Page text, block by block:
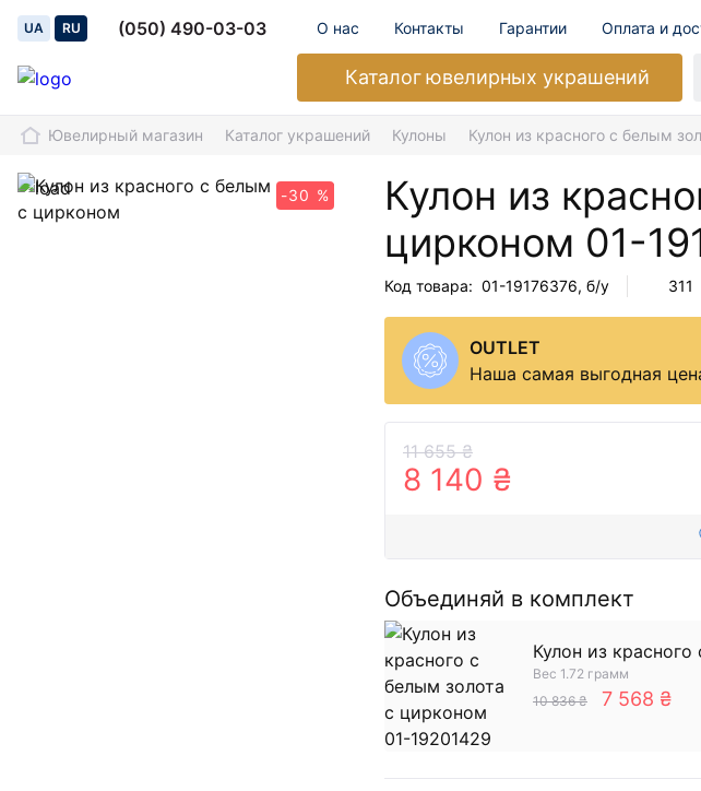
UA RU (050) 490-03-03 О нас Контакты Гарантии Оплата и
Каталогювелирных украшений
Ювелирный магазин Каталог украшений Кулоны Кулон из красного с белым
-30 %
Кулон из
цирконом 01-
Код товара: 01-19176376, б/у 311
OUTLET
Наша самая выгодная
11 655 ₴
8 140 ₴
Объединяй в комплект
Кулон из
Вес 1.72 грамм
10 836 ₴
7 568 ₴